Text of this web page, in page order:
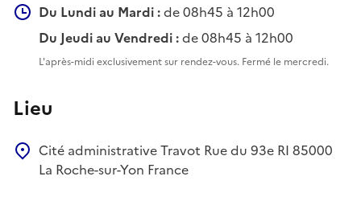
Du Lundi au Mardi :de 08h45 à 12h00
Du Jeudi au Vendredi :de 08h45 à 12h00
L'après-midi exclusivement sur rendez-vous. Fermé le mercredi.
Lieu
Cité administrative Travot Rue du 93e RI 85000
La Roche-sur-Yon France